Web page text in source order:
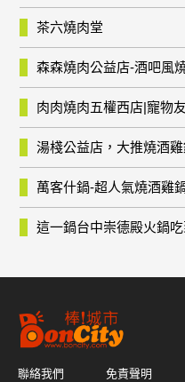
茶六燒肉堂
森森燒肉公益店-酒吧風
肉肉燒肉五權西店|寵物
湯棧公益店，大推燒酒
萬客什鍋-超人氣燒酒雞
這一鍋台中崇德殿火鍋
聯絡我們 免責聲明